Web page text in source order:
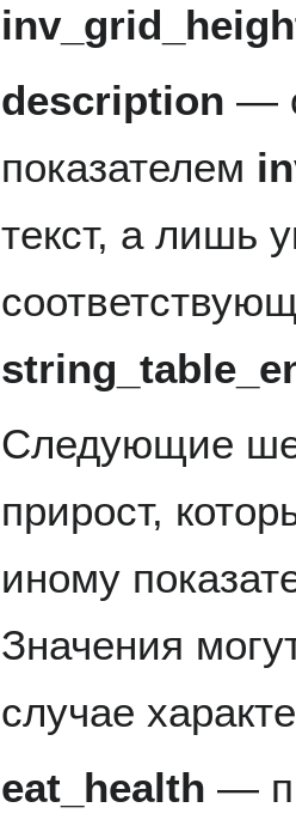
description —
показателем
текст, а лишь
Следующие
прирост,
иному
Значения
случае
eat_health —